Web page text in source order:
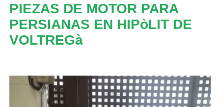
PIEZAS DE MOTOR PARA
PERSIANAS EN HIPòLIT DE
VOLTREGà